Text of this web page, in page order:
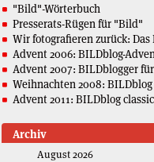
"Bild"-Wörterbuch
Presserats-Rügen für "Bild"
Wir fotografieren zurück:
Advent 2006: BILDblog-
Advent 2007: BILDblogger
Weihnachten 2008:
Advent 2011: BILDblog
Archiv
August 2026